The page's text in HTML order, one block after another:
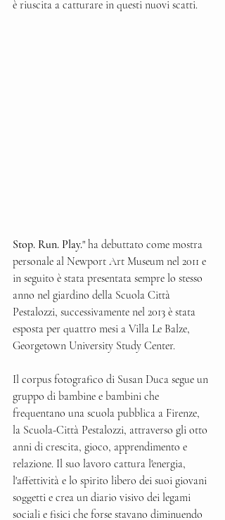
è riuscita a catturare in questi nuovi scatti.
Stop. Run. Play." ha debuttato come mostra
personale al Newport Art Museum nel 2011 e
in seguito è stata presentata sempre lo stesso
anno nel giardino della Scuola Città
Pestalozzi, successivamente nel 2013 è stata
esposta per quattro mesi a Villa Le Balze,
Georgetown University Study Center.
Il corpus fotografico di Susan Duca segue un
gruppo di bambine e bambini che
frequentano una scuola pubblica a Firenze,
la Scuola-Città Pestalozzi, attraverso gli otto
anni di crescita, gioco, apprendimento e
relazione. Il suo lavoro cattura l'energia,
l'affettività e lo spirito libero dei suoi giovani
soggetti e crea un diario visivo dei legami
sociali e fisici che forse stavano diminuendo